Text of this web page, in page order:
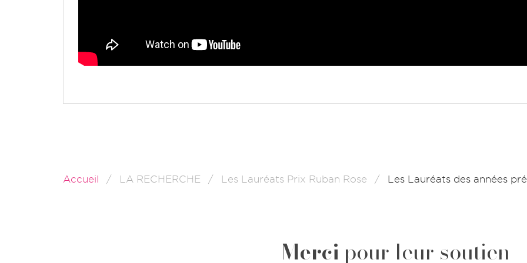
Accueil LA RECHERCHE Les Lauréats Prix Ruban Rose Les Lauréats des années
Merci pour leur soutien